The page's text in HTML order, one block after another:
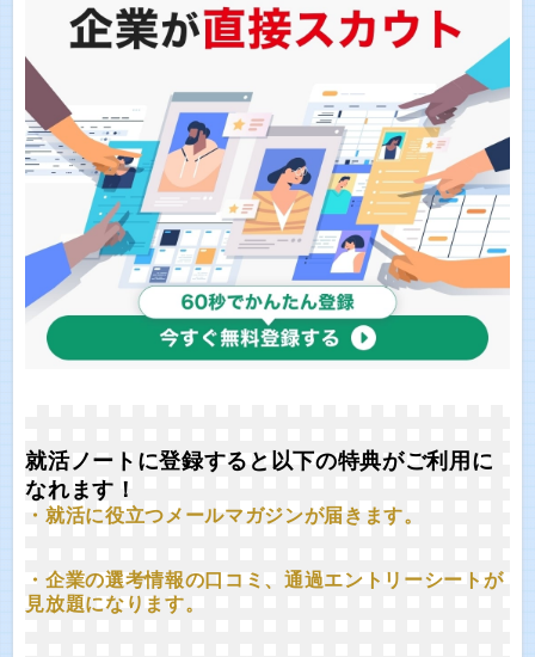
就活ノートに登録すると以下の特典がご利用に
なれます！
・就活に役立つメールマガジンが届きます。
・企業の選考情報の口コミ、通過エントリーシートが
見放題になります。